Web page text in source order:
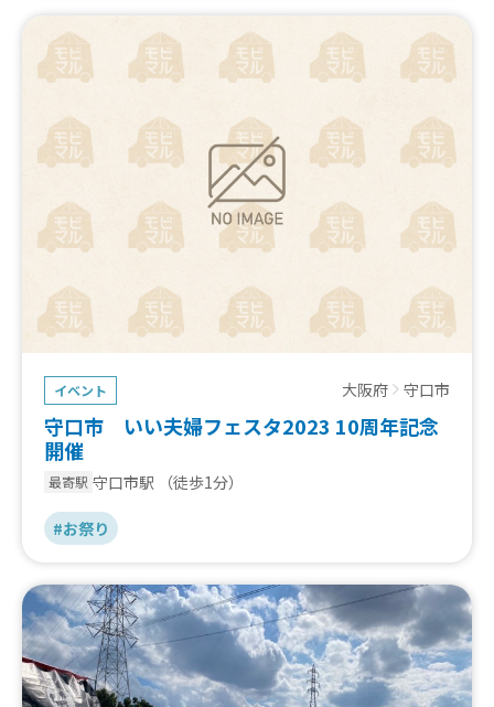
イベント 大阪府 守口市
守口市 いい夫婦フェスタ2023 10周年記念
開催
最寄駅 守口市駅 （徒歩1分）
#お祭り